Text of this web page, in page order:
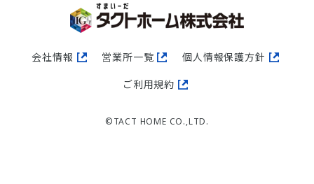
会社情報 営業所一覧 個人情報保護方針
ご利用規約
©TACT HOME CO.,LTD.